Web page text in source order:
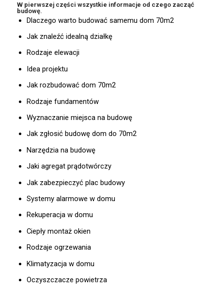
W pierwszej części wszystkie informacje od czego zacząć
budowę.
Dlaczego warto budować samemu dom 70m2
Jak znaleźć idealną działkę
Rodzaje elewacji
Idea projektu
Jak rozbudować dom 70m2
Rodzaje fundamentów
Wyznaczanie miejsca na budowę
Jak zgłosić budowę dom do 70m2
Narzędzia na budowę
Jaki agregat prądotwórczy
Jak zabezpieczyć plac budowy
Systemy alarmowe w domu
Rekuperacja w domu
Ciepły montaż okien
Rodzaje ogrzewania
Klimatyzacja w domu
Oczyszczacze powietrza